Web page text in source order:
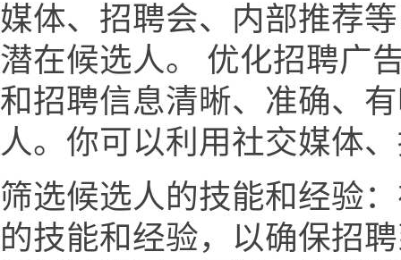
媒体、招聘会、内部推荐
潜在候选人。 优化招聘广
和招聘信息清晰、准确、
人。你可以利用社交媒体
筛选候选人的技能和经验
的技能和经验，以确保招